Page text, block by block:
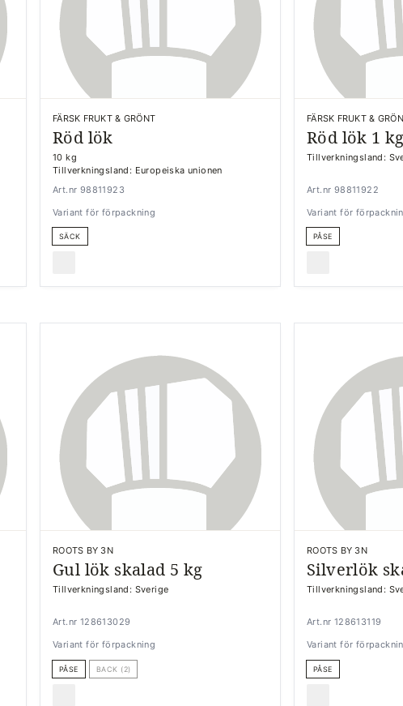
FÄRSK FRUKT & GRÖNT
Röd lök
10 kg
Tillverkningsland: Europeiska unionen
Art.nr 98811923
Variant för förpackning
SÄCK
FÄRSK FRUKT &
Röd lök 1 kg
Tillverkningsland:
Art.nr 98811922
Variant för
PÅSE
ROOTS BY 3N
Gul lök skalad 5 kg
Tillverkningsland: Sverige
Art.nr 128613029
Variant för förpackning
PÅSE BACK (2)
ROOTS BY 3N
Silverlök
Tillverkningsland:
Art.nr 128613119
Variant för
PÅSE